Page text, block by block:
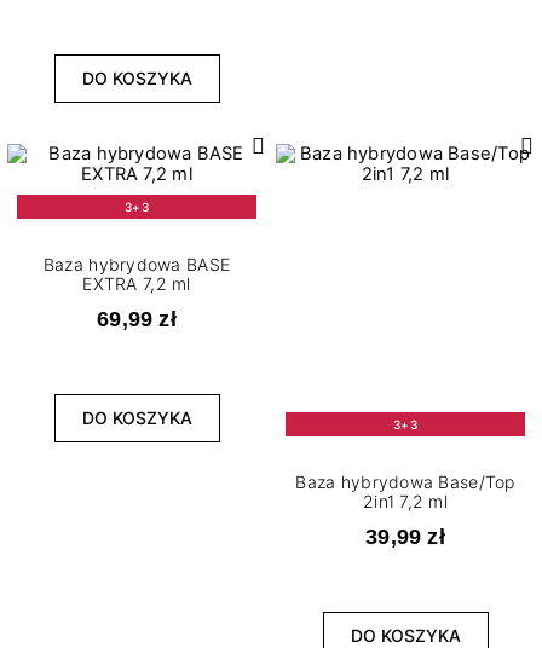
DO KOSZYKA
3+3
Baza hybrydowa BASE
EXTRA 7,2 ml
69,99 zł
DO KOSZYKA 3+3
Baza hybrydowa Base/Top
2in1 7,2 ml
39,99 zł
DO KOSZYKA